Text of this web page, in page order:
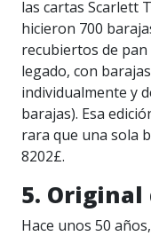
las cartas Scarlett
hicieron 700
recubiertos de pan
legado, con
individualmente y
barajas). Esa
rara que una sola
8202£.
5. Original
Hace unos 50